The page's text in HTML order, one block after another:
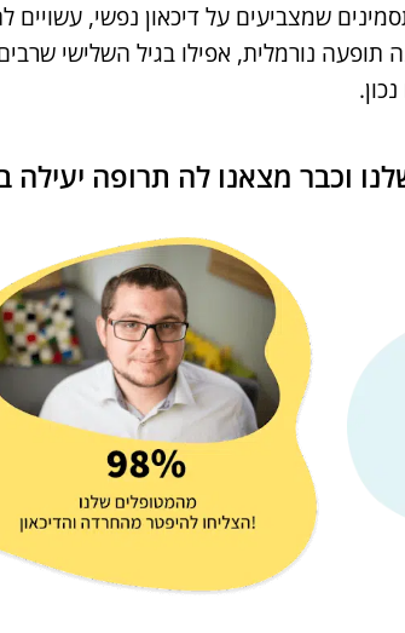
שמצביעים על דיכאון נפשי, עשויים
תופעה נורמלית, אפילו בגיל השלישי
וכבר מצאנו לה תרופה יעילה